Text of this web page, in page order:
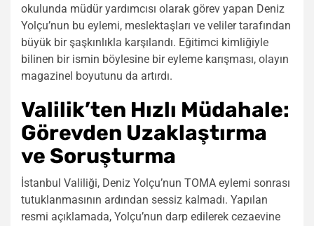
okulunda müdür yardımcısı olarak görev yapan Deniz
Yolçu’nun bu eylemi, meslektaşları ve veliler tarafından
büyük bir şaşkınlıkla karşılandı. Eğitimci kimliğiyle
bilinen bir ismin böylesine bir eyleme karışması, olayın
magazinel boyutunu da artırdı.
Valilik’ten Hızlı Müdahale:
Görevden Uzaklaştırma
ve Soruşturma
İstanbul Valiliği, Deniz Yolçu’nun TOMA eylemi sonrası
tutuklanmasının ardından sessiz kalmadı. Yapılan
resmi açıklamada, Yolçu’nun darp edilerek cezaevine